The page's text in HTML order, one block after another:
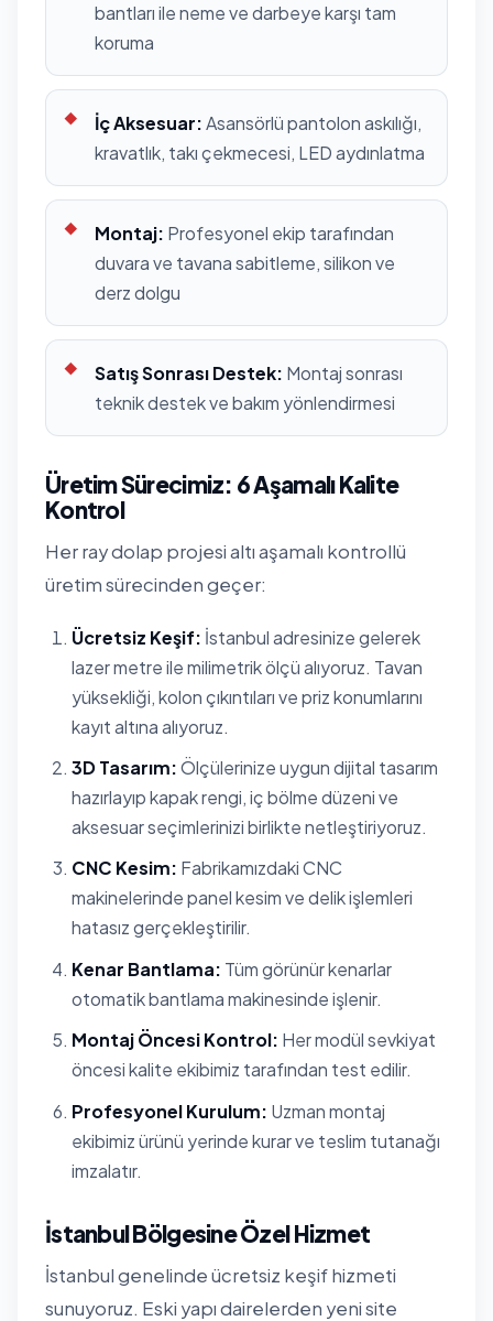
bantları ile neme ve darbeye karşı tam
koruma
İç Aksesuar:Asansörlü pantolon askılığı,
kravatlık, takı çekmecesi, LED aydınlatma
Montaj: Profesyonel ekip tarafından
duvara ve tavana sabitleme, silikon ve
derz dolgu
Satış Sonrası Destek: Montaj sonrası
teknik destek ve bakım yönlendirmesi
Üretim Sürecimiz: 6 Aşamalı Kalite
Kontrol
Her ray dolap projesi altı aşamalı kontrollü
üretim sürecinden geçer:
Ücretsiz Keşif: İstanbul adresinize gelerek
lazer metre ile milimetrik ölçü alıyoruz. Tavan
yüksekliği, kolon çıkıntıları ve priz konumlarını
kayıt altına alıyoruz.
3D Tasarım:Ölçülerinize uygun dijital tasarım
hazırlayıp kapak rengi, iç bölme düzeni ve
aksesuar seçimlerinizi birlikte netleştiriyoruz.
CNC Kesim: Fabrikamızdaki CNC
makinelerinde panel kesim ve delik işlemleri
hatasız gerçekleştirilir.
Kenar Bantlama: Tüm görünür kenarlar
otomatik bantlama makinesinde işlenir.
Montaj Öncesi Kontrol: Her modül sevkiyat
öncesi kalite ekibimiz tarafından test edilir.
Profesyonel Kurulum: Uzman montaj
ekibimiz ürünü yerinde kurar ve teslim tutanağı
imzalatır.
İstanbul Bölgesine Özel Hizmet
İstanbul genelinde ücretsiz keşif hizmeti
sunuyoruz. Eski yapı dairelerden yeni site